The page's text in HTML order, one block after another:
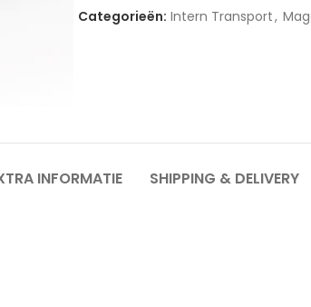
Categorieën: Intern Transport,
INFORMATIE SHIPPING & DELIVERY